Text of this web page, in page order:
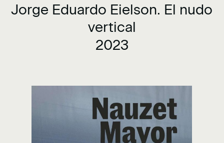
Jorge Eduardo Eielson. El nudo
vertical
2023